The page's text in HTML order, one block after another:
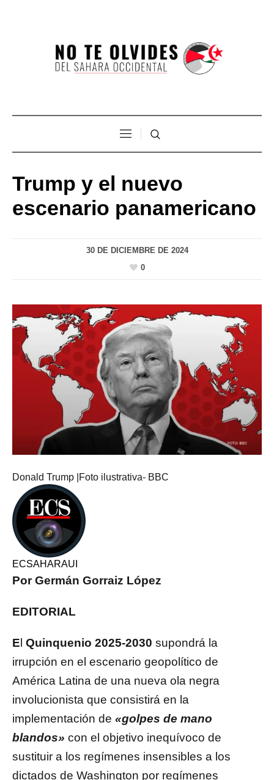
Trump y el nuevo
escenario panamericano
30 DE DICIEMBRE DE 2024
0
Donald Trump |Foto ilustrativa- BBC
ECSAHARAUI
Por Germán Gorraiz López
EDITORIAL
El Quinquenio 2025-2030 supondrá la
irrupción en el escenario geopolítico de
América Latina de una nueva ola negra
involucionista que consistirá en la
implementación de «golpes de mano
blandos» con el objetivo inequívoco de
sustituir a los regímenes insensibles a los
dictados de Washington por regímenes